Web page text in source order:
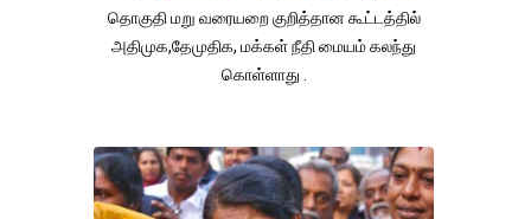
தொகுதி மறு வரையறை குறித்தான கூட்டத்தில்
அதிமுக,தேமுதிக, மக்கள் நீதி மையம் கலந்து
கொள்ளாது .